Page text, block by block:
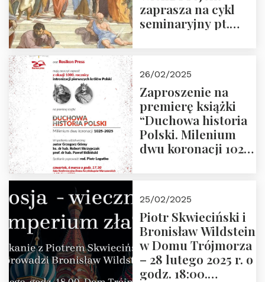
zaprasza na cykl
seminaryjny pt.
26/02/2025
Zaproszenie na
premierę książki
“Duchowa historia
Polski. Milenium
dwu koronacji 1025-
2025 r. godz. 17:30,
DAW ul. Miodowa
17/19
25/02/2025
Piotr Skwieciński i
Bronisław Wildstein
w Domu Trójmorza
– 28 lutego 2025 r. o
godz. 18:00.